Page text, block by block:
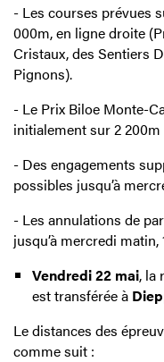
- Les courses prévues
000m, en ligne droite
Cristaux, des Sentiers
Pignons).
- Le Prix Biloe Monte-
initialement sur 2
- Des engagements
possibles jusqu’à
- Les annulations de
jusqu’à mercredi matin,
Vendredi 22 mai, la
est transférée à
Le distances des
comme suit :